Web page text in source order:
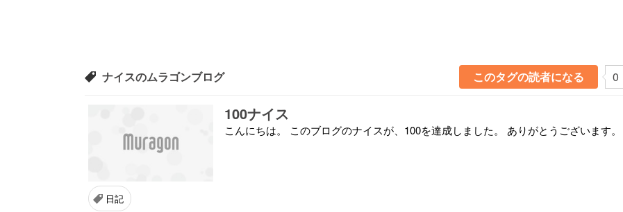
ナイスのムラゴンブログ このタグの読者になる 0
100ナイス
こんにちは。 このブログのナイスが、100を達成しました。 ありがとうございます。
日記